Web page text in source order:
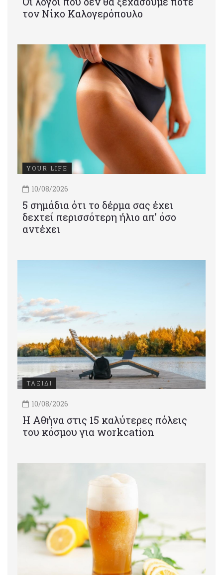
τον Νίκο Καλογερόπουλο
YOUR LIFE
10/08/2026
5 σημάδια ότι το δέρμα σας έχει
δεχτεί περισσότερη ήλιο απ’ όσο
αντέχει
ΤΑΞΙΔΙ
10/08/2026
Η Αθήνα στις 15 καλύτερες πόλεις
του κόσμου για workcation